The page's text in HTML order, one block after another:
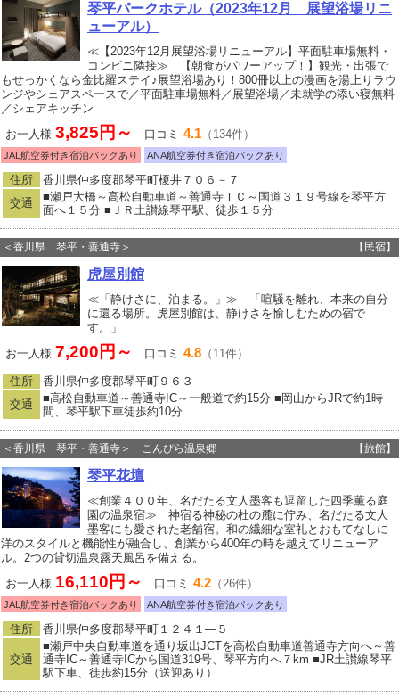
琴平パークホテル（2023年12月 展望浴場リニ
ューアル）
≪【2023年12月展望浴場リニューアル】平面駐車場無料・
コンビニ隣接≫ 【朝食がパワーアップ！】観光・出張で
もせっかくなら金比羅ステイ♪展望浴場あり！800冊以上の漫画を湯上りラウ
ンジやシェアスペースで／平面駐車場無料／展望浴場／未就学の添い寝無料
／シェアキッチン
お一人様 3,825円～ 口コミ 4.1 （134件）
JAL航空券付き宿泊パックあり ANA航空券付き宿泊パックあり
住所
香川県仲多度郡琴平町榎井７０６－７
交通
■瀬戸大橋～高松自動車道～善通寺ＩＣ～国道３１９号線を琴平方
面へ１５分 ■ＪＲ土讃線琴平駅、徒歩１５分
＜香川県 琴平・善通寺＞ 【民宿】
虎屋別館
≪「静けさに、泊まる。」≫ 「喧騒を離れ、本来の自分
に還る場所。虎屋別館は、静けさを愉しむための宿で
す。」
お一人様 7,200円～ 口コミ 4.8 （11件）
住所
香川県仲多度郡琴平町９６３
交通
■高松自動車道～善通寺IC～一般道で約15分 ■岡山からJRで約1時
間、琴平駅下車徒歩約10分
＜香川県 琴平・善通寺＞ こんぴら温泉郷 【旅館】
琴平花壇
≪創業４００年、名だたる文人墨客も逗留した四季薫る庭
園の温泉宿≫ 神宿る神秘の杜の麓に佇み、名だたる文人
墨客にも愛された老舗宿。和の繊細な室礼とおもてなしに
洋のスタイルと機能性が融合し、創業から400年の時を越えてリニューア
ル。2つの貸切温泉露天風呂を備える。
お一人様 16,110円～ 口コミ 4.2 （26件）
JAL航空券付き宿泊パックあり ANA航空券付き宿泊パックあり
住所 香川県仲多度郡琴平町１２４１―５
交通
■瀬戸中央自動車道を通り坂出JCTを高松自動車道善通寺方向へ～善
通寺IC～善通寺ICから国道319号、琴平方向へ７km ■JR土讃線琴平
駅下車、徒歩約15分（送迎あり）